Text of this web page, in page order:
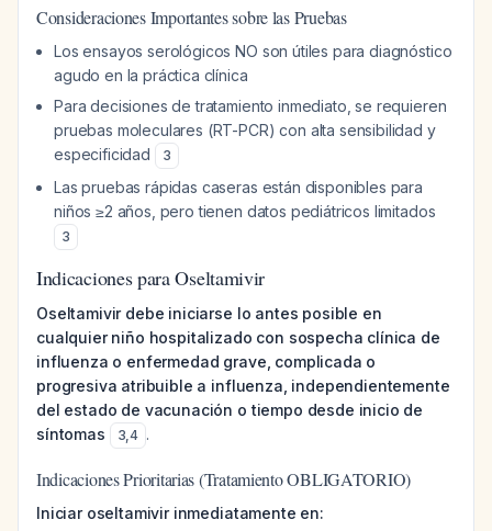
Consideraciones Importantes sobre las Pruebas
Los ensayos serológicos NO son útiles para diagnóstico
agudo en la práctica clínica
Para decisiones de tratamiento inmediato, se requieren
pruebas moleculares (RT-PCR) con alta sensibilidad y
especificidad
3
Las pruebas rápidas caseras están disponibles para
niños ≥2 años, pero tienen datos pediátricos limitados
3
Indicaciones para Oseltamivir
Oseltamivir debe iniciarse lo antes posible en
cualquier niño hospitalizado con sospecha clínica de
influenza o enfermedad grave, complicada o
progresiva atribuible a influenza, independientemente
del estado de vacunación o tiempo desde inicio de
síntomas
3,4 .
Indicaciones Prioritarias (Tratamiento OBLIGATORIO)
Iniciar oseltamivir inmediatamente en: